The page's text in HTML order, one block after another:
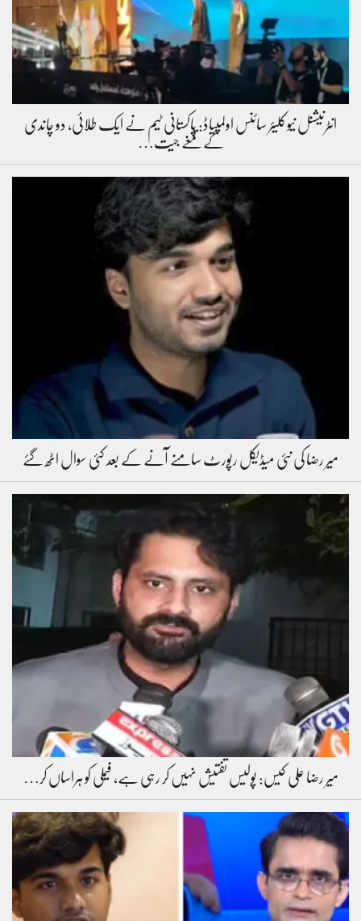
انٹرنیشنل نیوکلیئر سائنس اولمپیاڈ: پاکستانی ٹیم نے ایک طلائی، دو چاندی
کے تمغے جیت…
میر رضا کی نئی میڈیکل رپورٹ سامنے آنے کے بعد کئی سوال اٹھ گئے
میر رضا علی کیس: پولیس تفتیش نہیں کر رہی ہے، فیملی کو ہراساں کر…